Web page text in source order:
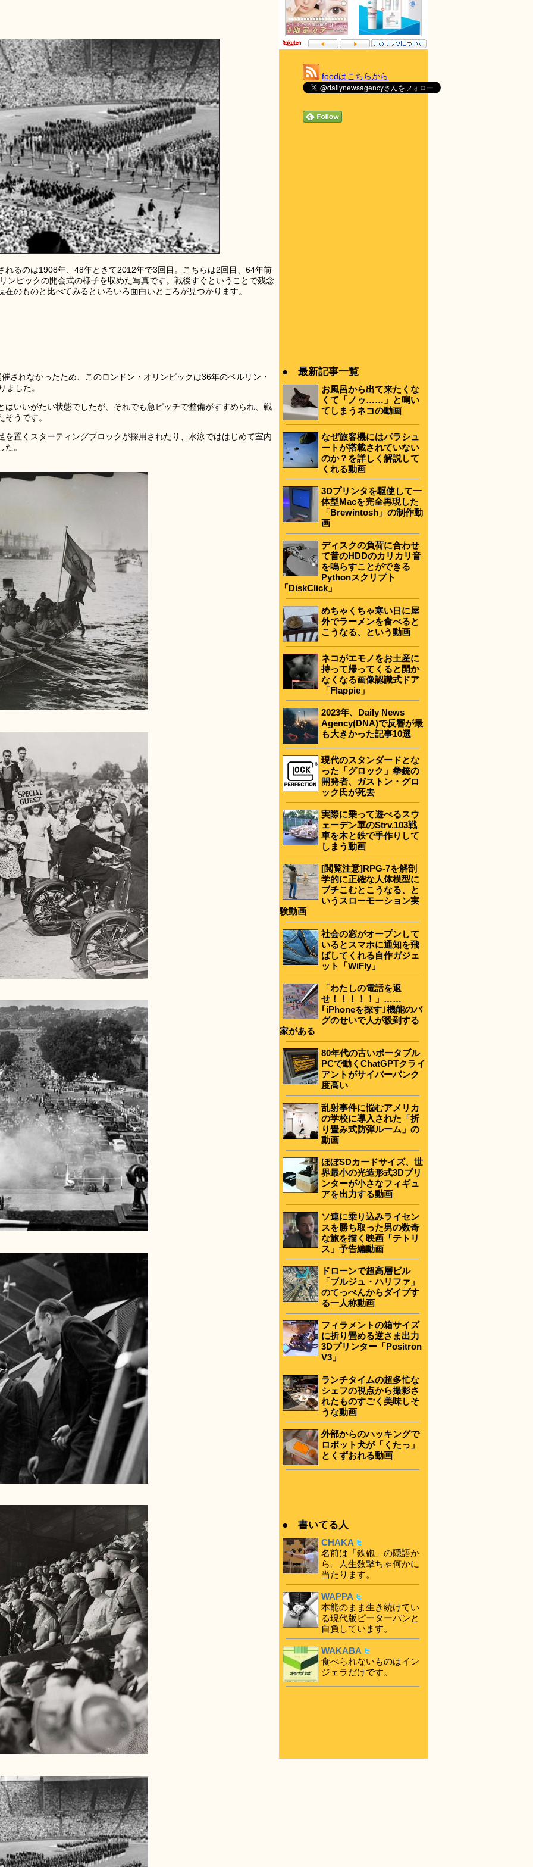
れるのは1908年、48年ときて2012年で3回目。こちらは2回目、64年前
ンピックの開会式の様子を収めた写真です。戦後すぐということで残念
のものと比べてみるといろいろ面白いところが見つかります。
されなかったため、このロンドン・オリンピックは36年のベルリン・
ました。
いいがたい状態でしたが、それでも急ピッチで整備がすすめられ、戦
うです。
置くスターティングブロックが採用されたり、水泳でははじめて室内
。
feedはこちらから
● 最新記事一覧
お風呂から出て来たくな
くて「ノゥ……」と鳴い
てしまうネコの動画
なぜ旅客機にはパラシュ
ートが搭載されていない
のか？を詳しく解説して
くれる動画
3Dプリンタを駆使して一
体型Macを完全再現した
「Brewintosh」の制作動
画
ディスクの負荷に合わせ
て昔のHDDのカリカリ音
を鳴らすことができる
Pythonスクリプト
「DiskClick」
めちゃくちゃ寒い日に屋
外でラーメンを食べると
こうなる、という動画
ネコがエモノをお土産に
持って帰ってくると開か
なくなる画像認識式ドア
「Flappie」
2023年、Daily News
Agency(DNA)で反響が最
も大きかった記事10選
現代のスタンダードとな
った「グロック」拳銃の
開発者、ガストン・グロ
ック氏が死去
実際に乗って遊べるスウ
ェーデン軍のStrv.103戦
車を木と鉄で手作りして
しまう動画
[閲覧注意]RPG-7を解剖
学的に正確な人体模型に
ブチこむとこうなる、と
いうスローモーション実
験動画
社会の窓がオープンして
いるとスマホに通知を飛
ばしてくれる自作ガジェ
ット「WiFly」
「わたしの電話を返
せ！！！！！」……
｢iPhoneを探す｣機能のバ
グのせいで人が殺到する
家がある
80年代の古いポータブル
PCで動くChatGPTクライ
アントがサイバーパンク
度高い
乱射事件に悩むアメリカ
の学校に導入された「折
り畳み式防弾ルーム」の
動画
ほぼSDカードサイズ、世
界最小の光造形式3Dプリ
ンターが小さなフィギュ
アを出力する動画
ソ連に乗り込みライセン
スを勝ち取った男の数奇
な旅を描く映画「テトリ
ス」予告編動画
ドローンで超高層ビル
「ブルジュ・ハリファ」
のてっぺんからダイブす
る一人称動画
フィラメントの箱サイズ
に折り畳める逆さま出力
3Dプリンター「Positron
V3」
ランチタイムの超多忙な
シェフの視点から撮影さ
れたものすごく美味しそ
うな動画
外部からのハッキングで
ロボット犬が「くたっ」
とくずおれる動画
● 書いてる人
CHAKA
名前は「鉄砲」の隠語か
ら。人生数撃ちゃ何かに
当たります。
WAPPA
本能のまま生き続けてい
る現代版ピーターパンと
自負しています。
WAKABA
食べられないものはイン
ジェラだけです。